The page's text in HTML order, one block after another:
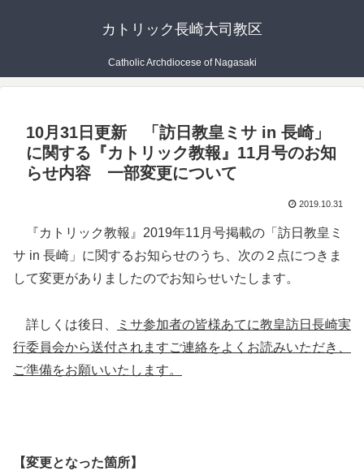
カトリック長崎大司教区
Catholic Archdiocese of Nagasaki
10月31日更新 「訪日教皇ミサ in 長崎」
に関する『カトリック教報』11月号のお知
らせ内容 一部変更について
2019.10.31
『カトリック教報』2019年11月号掲載の「訪日教皇ミ
サ in 長崎」に関するお知らせのうち、次の２点につきま
して変更がありましたのでお知らせいたします。
詳しくは後日、
ミサ参加者の皆様あてに教皇訪日長崎実
行委員会から送付されますご連絡をよくお読みいただき、
ご準備をお願いいたします。
【変更となった箇所】